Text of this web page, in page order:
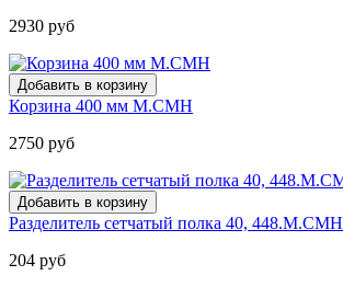
2930 руб
Корзина 400 мм М.СМН
2750 руб
Разделитель сетчатый полка 40, 448.М.СМН
204 руб